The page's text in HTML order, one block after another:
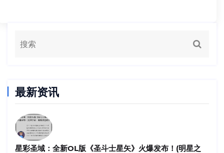
最新资讯
星彩圣域：全新OL版《圣斗士星矢》火爆发布！(明星之